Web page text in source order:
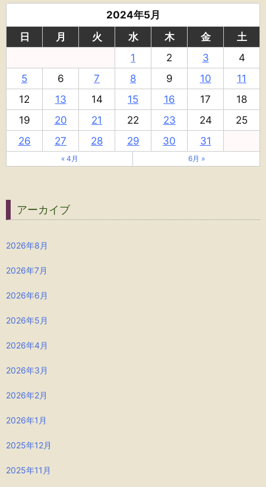
2024年5月
日
月 火 水 木 金
土
1
2 3
4
5
6 7 8 9 10
11
12
13 14 15 16 17
18
19
20 21 22 23 24
25
26
27 28 29 30 31
« 4月 6月 »
アーカイブ
2026年8月
2026年7月
2026年6月
2026年5月
2026年4月
2026年3月
2026年2月
2026年1月
2025年12月
2025年11月